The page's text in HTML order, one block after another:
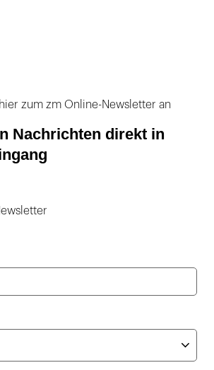
zum zm Online-Newsletter an
Nachrichten direkt in